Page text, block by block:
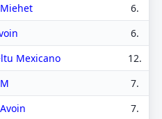
6.
6.
Mexicano
12.
7.
7.